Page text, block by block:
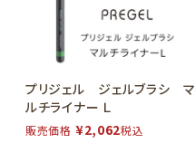
プリジェル ジェルブラシ マ
ルチライナー Ｌ
販売価格 ¥2,062税込